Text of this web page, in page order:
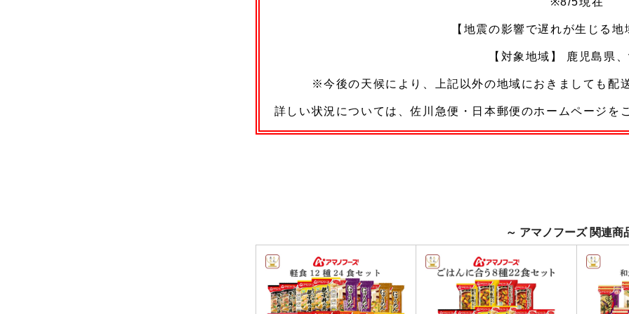
～ アマノフーズ 関連商